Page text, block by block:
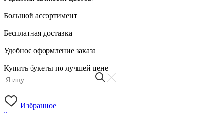
Большой ассортимент
Бесплатная доставка
Удобное оформление заказа
Купить букеты по лучшей цене
Избранное